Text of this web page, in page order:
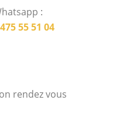
:
55 51 04
rendez vous